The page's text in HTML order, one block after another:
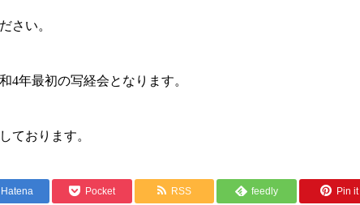
さい。
4年最初の写経会となります。
ております。
Hatena Pocket RSS feedly Pin it